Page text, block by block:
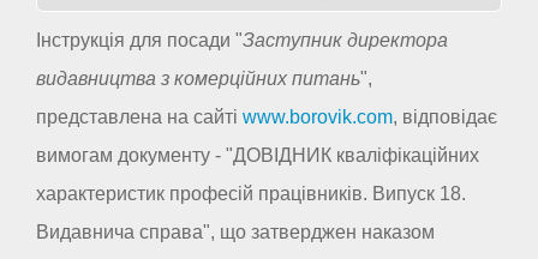
Інструкція для посади "Заступник директора
видавництва з комерційних питань",
представлена на сайті www.borovik.com, відповідає
вимогам документу - "ДОВІДНИК кваліфікаційних
характеристик професій працівників. Випуск 18.
Видавнича справа", що затверджен наказом